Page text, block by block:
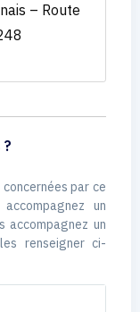
– Route
par ce
un
accompagnez un
renseigner ci-